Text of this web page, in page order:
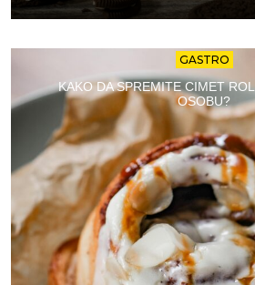
GASTRO
KAKO DA SPREMITE CIMET
OSOBU?